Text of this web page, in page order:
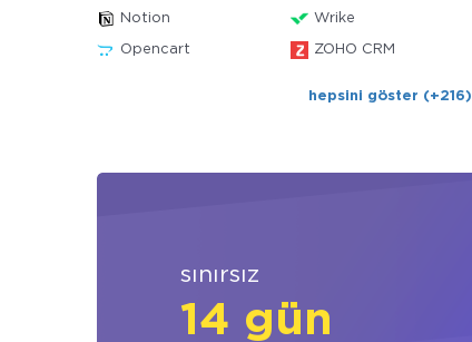
Notion Wrike
Opencart ZOHO CRM
hepsini göster (+216)
sınırsız
14 gün